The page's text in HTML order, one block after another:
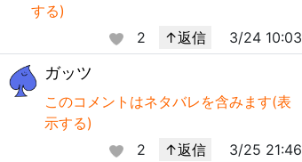
する)
2
↑返信 3/24 10:03
ガッツ
このコメントはネタバレを含みます(表
示する)
2
↑返信 3/25 21:46